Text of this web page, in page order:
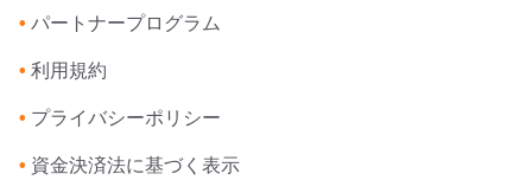
• パートナープログラム
• 利用規約
• プライバシーポリシー
• 資金決済法に基づく表示